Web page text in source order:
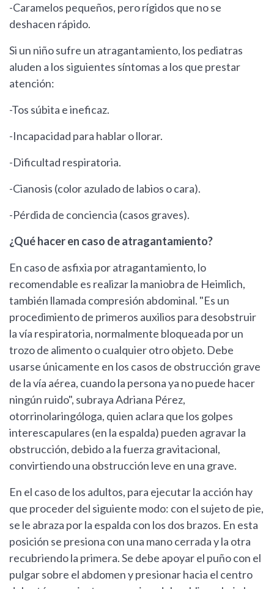
-Caramelos pequeños, pero rígidos que no se
deshacen rápido.
Si un niño sufre un atragantamiento, los pediatras
aluden a los siguientes síntomas a los que prestar
atención:
-Tos súbita e ineficaz.
-Incapacidad para hablar o llorar.
-Dificultad respiratoria.
-Cianosis (color azulado de labios o cara).
-Pérdida de conciencia (casos graves).
¿Qué hacer en caso de atragantamiento?
En caso de asfixia por atragantamiento, lo
recomendable es realizar la maniobra de Heimlich,
también llamada compresión abdominal. "Es un
procedimiento de primeros auxilios para desobstruir
la vía respiratoria, normalmente bloqueada por un
trozo de alimento o cualquier otro objeto. Debe
usarse únicamente en los casos de obstrucción grave
de la vía aérea, cuando la persona ya no puede hacer
ningún ruido", subraya Adriana Pérez,
otorrinolaringóloga, quien aclara que los golpes
interescapulares (en la espalda) pueden agravar la
obstrucción, debido a la fuerza gravitacional,
convirtiendo una obstrucción leve en una grave.
En el caso de los adultos, para ejecutar la acción hay
que proceder del siguiente modo: con el sujeto de pie,
se le abraza por la espalda con los dos brazos. En esta
posición se presiona con una mano cerrada y la otra
recubriendo la primera. Se debe apoyar el puño con el
pulgar sobre el abdomen y presionar hacia el centro